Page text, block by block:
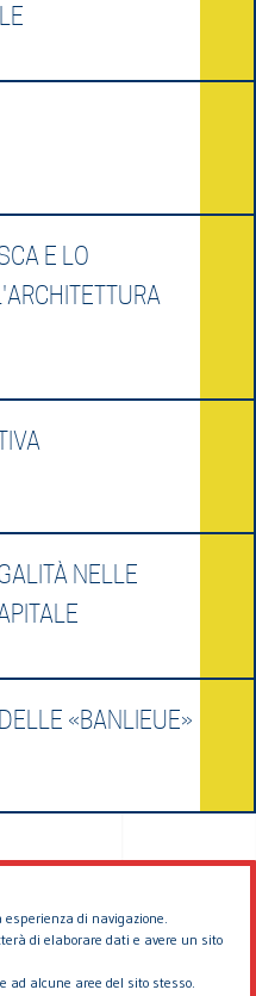
di navigazione.
di elaborare dati e avere un sito
ad alcune aree del sito stesso.
E LO
NELLE
«BANLIEUE»